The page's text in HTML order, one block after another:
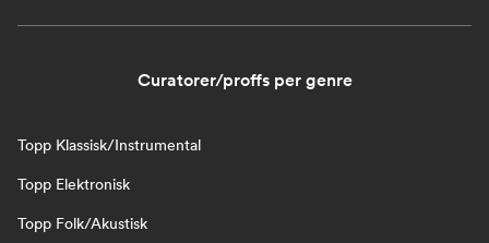
Curatorer/proffs per genre
Topp Klassisk/Instrumental
Topp Elektronisk
Topp Folk/Akustisk